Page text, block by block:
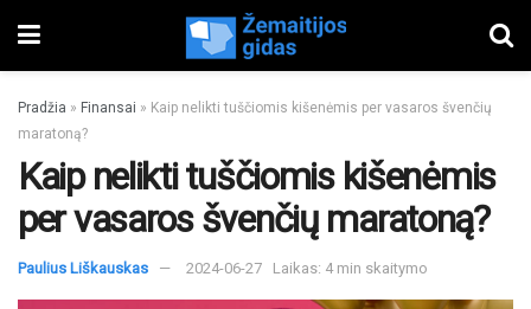
Pradžia » Finansai » Kaip nelikti tuščiomis kišenėmis per vasaros švenčių
maratoną?
Kaip nelikti tuščiomis kišenėmis
per vasaros švenčių maratoną?
Paulius Liškauskas 2024-06-27 Laikas: 4 min skaitymo